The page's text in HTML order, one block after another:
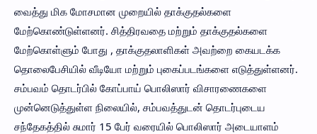
வைத்து மிக மோசமான முறையில் தாக்குதல்களை
மேற்கொண்டுள்ளனர். சித்திரவதை மற்றும் தாக்குதல்களை
மேற்கொள்ளும் போது , தாக்குதலாளிகள் அவற்றை கையடக்க
தொலைபேசியில் வீடியோ மற்றும் புகைப்படங்களை எடுத்துள்ளனர்.
சம்பவம் தொடர்பில் கோப்பாய் பொலிஸார் விசாரணைகளை
முன்னெடுத்துள்ள நிலையில், சம்பவத்துடன் தொடர்புடைய
சந்தேகத்தில் சுமார் 15 பேர் வரையில் பொலிஸார் அடையாளம்